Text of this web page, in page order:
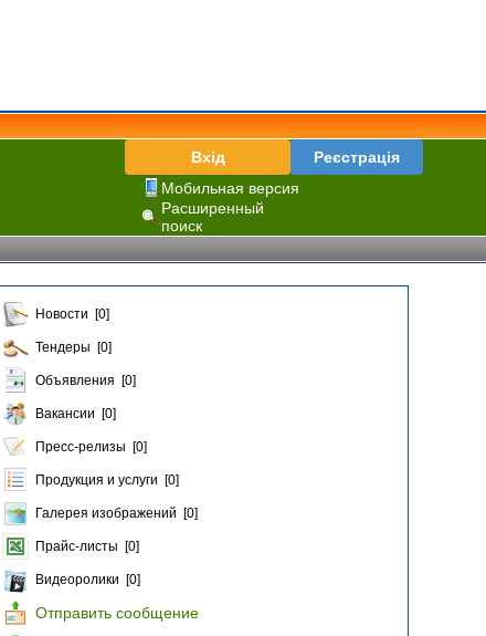
Вхід
Реєстрація
Мобильная версия
Расширенный
поиск
Новости [0]
Тендеры [0]
Объявления [0]
Вакансии [0]
Пресс-релизы [0]
Продукция и услуги [0]
Галерея изображений [0]
Прайс-листы [0]
Видеоролики [0]
Отправить сообщение